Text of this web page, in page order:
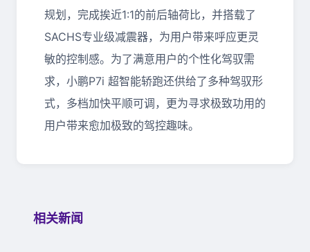
规划，完成挨近1:1的前后轴荷比，并搭载了
SACHS专业级减震器，为用户带来呼应更灵
敏的控制感。为了满意用户的个性化驾驭需
求，小鹏P7i 超智能轿跑还供给了多种驾驭形
式，多档加快平顺可调，更为寻求极致功用的
用户带来愈加极致的驾控趣味。
相关新闻